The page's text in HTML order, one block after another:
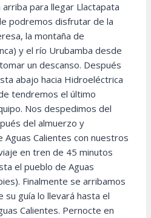
para llegar Llactapata
podremos disfrutar de la
la montaña de
y el río Urubamba desde
un descanso. Después
abajo hacia Hidroeléctrica
tendremos el último
Nos despedimos del
del almuerzo y
Aguas Calientes con nuestros
en tren de 45 minutos
el pueblo de Aguas
Finalmente se arribamos
su guía lo llevará hasta el
Calientes. Pernocte en